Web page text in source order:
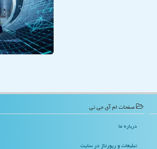
صفحات ام آی جی تی
درباره ما
تبلیغات و رپورتاژ در سایت